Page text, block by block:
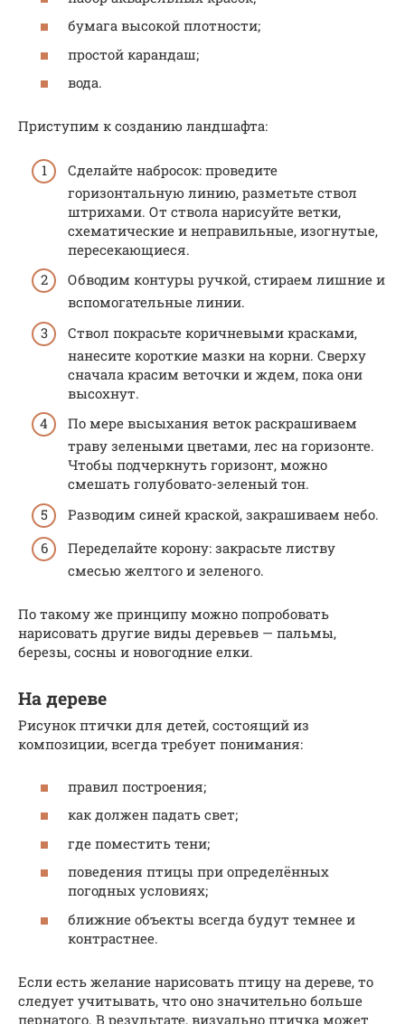
бумага высокой плотности;
простой карандаш;
вода.
Приступим к созданию ландшафта:
Сделайте набросок: проведите
горизонтальную линию, разметьте ствол
штрихами. От ствола нарисуйте ветки,
схематические и неправильные, изогнутые,
пересекающиеся.
Обводим контуры ручкой, стираем лишние и
вспомогательные линии.
Ствол покрасьте коричневыми красками,
нанесите короткие мазки на корни. Сверху
сначала красим веточки и ждем, пока они
высохнут.
По мере высыхания веток раскрашиваем
траву зелеными цветами, лес на горизонте.
Чтобы подчеркнуть горизонт, можно
смешать голубовато-зеленый тон.
Разводим синей краской, закрашиваем небо.
Переделайте корону: закрасьте листву
смесью желтого и зеленого.
По такому же принципу можно попробовать
нарисовать другие виды деревьев — пальмы,
березы, сосны и новогодние елки.
На дереве
Рисунок птички для детей, состоящий из
композиции, всегда требует понимания:
правил построения;
как должен падать свет;
где поместить тени;
поведения птицы при определённых
погодных условиях;
ближние объекты всегда будут темнее и
контрастнее.
Если есть желание нарисовать птицу на дереве, то
следует учитывать, что оно значительно больше
пернатого. В результате, визуально птичка может